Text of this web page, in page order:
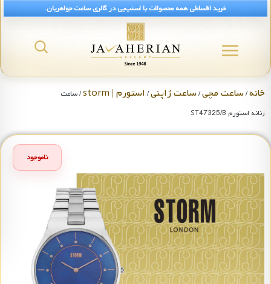
خرید اقساطی همه محصولات با اسنپ‌پی در گالری ساعت جواهریان.
خانه/ساعت مچی/ساعت ژاپنی/ استورم | storm
/ ساعت
زنانه استورم ST47325/B
ناموجود